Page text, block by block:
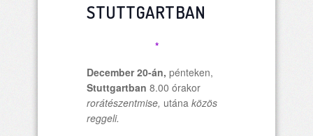
STUTTGARTBAN
*
December 20-án, pénteken,
Stuttgartban 8.00 órakor
rorátészentmise, utána közös
reggeli.